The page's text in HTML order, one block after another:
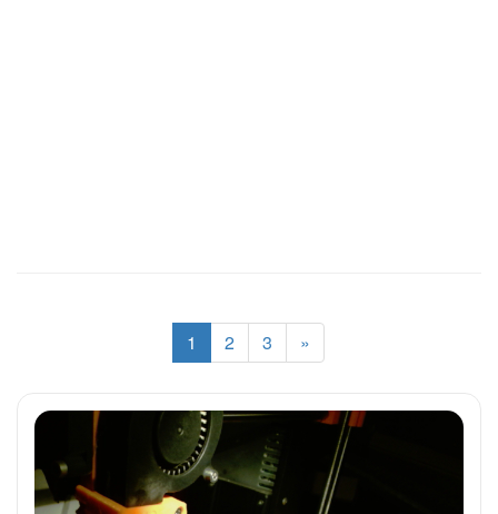
1 2 3 »